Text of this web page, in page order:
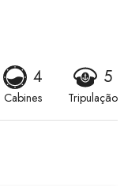
4
Cabines
5
Tripulação